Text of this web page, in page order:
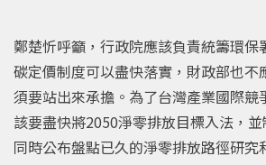
鄭楚忻呼籲，行政院應該負責統籌環保
碳定價制度可以盡快落實，財政部也不
須要站出來承擔。為了台灣產業國際競
該要盡快將2050淨零排放目標入法，並
同時公布盤點已久的淨零排放路徑研究